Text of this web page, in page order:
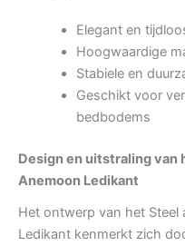
Elegant en
Hoogwaardige
Stabiele en
Geschikt voor
bedbodems
Design en uitstraling van
Anemoon Ledikant
Het ontwerp van het
Ledikant kenmerkt zich